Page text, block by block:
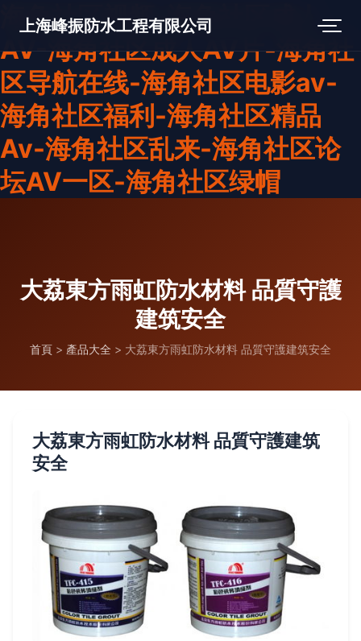
海角社区视频-海角社区成人
AV-海角社区成人AV片-海角社
区导航在线-海角社区电影av-
海角社区福利-海角社区精品
Av-海角社区乱来-海角社区论
坛AV一区-海角社区绿帽
上海峰振防水工程有限公司
大荔東方雨虹防水材料 品質守護
建筑安全
首頁 > 產品大全 > 大荔東方雨虹防水材料 品質守護建筑安全
大荔東方雨虹防水材料 品質守護建筑
安全